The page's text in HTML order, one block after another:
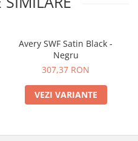
Avery SWF Satin Black -
Negru
307,37 RON
VEZI VARIANTE